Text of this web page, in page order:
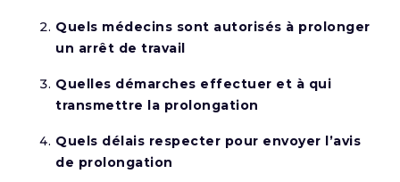
Quels médecins sont autorisés à prolonger
un arrêt de travail
Quelles démarches effectuer et à qui
transmettre la prolongation
Quels délais respecter pour envoyer l’avis
de prolongation